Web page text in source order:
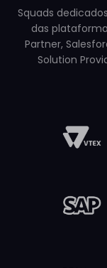
Squads
das
Partner,
Solution